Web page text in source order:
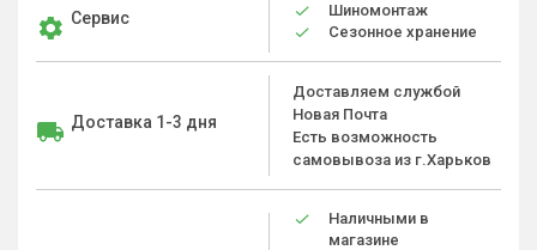
Сервис
Шиномонтаж
Сезонное хранение
Доставка 1-3 дня
Доставляем службой
Новая Почта
Есть возможность
самовывоза из г.Харьков
Наличными в
магазине